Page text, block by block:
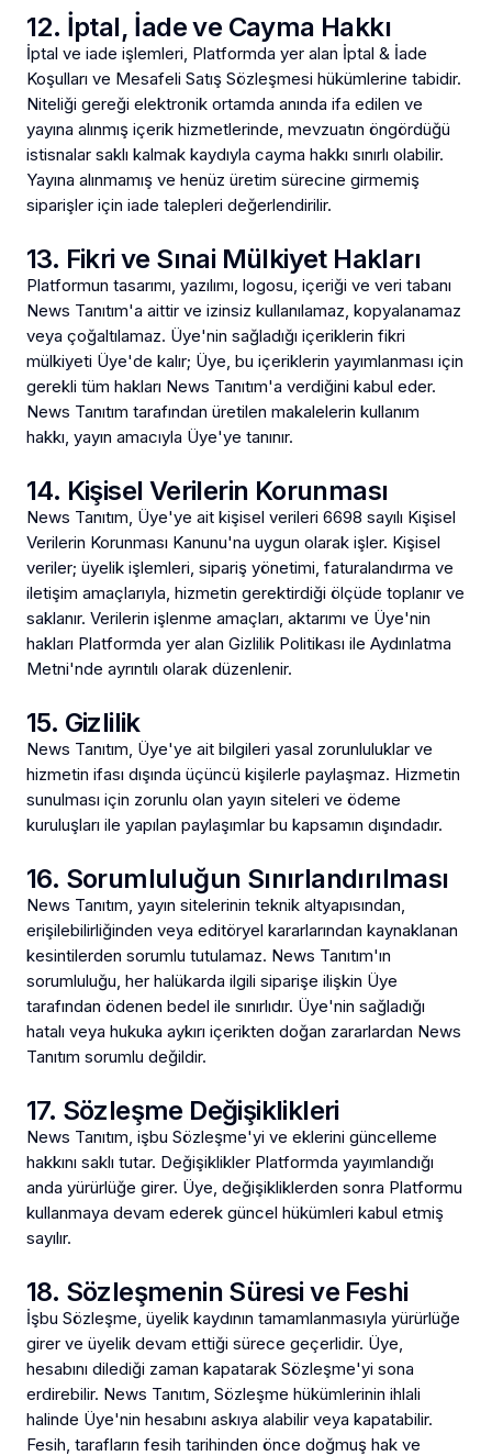
12. İptal, İade ve Cayma Hakkı
İptal ve iade işlemleri, Platformda yer alan İptal & İade
Koşulları ve Mesafeli Satış Sözleşmesi hükümlerine tabidir.
Niteliği gereği elektronik ortamda anında ifa edilen ve
yayına alınmış içerik hizmetlerinde, mevzuatın öngördüğü
istisnalar saklı kalmak kaydıyla cayma hakkı sınırlı olabilir.
Yayına alınmamış ve henüz üretim sürecine girmemiş
siparişler için iade talepleri değerlendirilir.
13. Fikri ve Sınai Mülkiyet Hakları
Platformun tasarımı, yazılımı, logosu, içeriği ve veri tabanı
News Tanıtım'a aittir ve izinsiz kullanılamaz, kopyalanamaz
veya çoğaltılamaz. Üye'nin sağladığı içeriklerin fikri
mülkiyeti Üye'de kalır; Üye, bu içeriklerin yayımlanması için
gerekli tüm hakları News Tanıtım'a verdiğini kabul eder.
News Tanıtım tarafından üretilen makalelerin kullanım
hakkı, yayın amacıyla Üye'ye tanınır.
14. Kişisel Verilerin Korunması
News Tanıtım, Üye'ye ait kişisel verileri 6698 sayılı Kişisel
Verilerin Korunması Kanunu'na uygun olarak işler. Kişisel
veriler; üyelik işlemleri, sipariş yönetimi, faturalandırma ve
iletişim amaçlarıyla, hizmetin gerektirdiği ölçüde toplanır ve
saklanır. Verilerin işlenme amaçları, aktarımı ve Üye'nin
hakları Platformda yer alan Gizlilik Politikası ile Aydınlatma
Metni'nde ayrıntılı olarak düzenlenir.
15. Gizlilik
News Tanıtım, Üye'ye ait bilgileri yasal zorunluluklar ve
hizmetin ifası dışında üçüncü kişilerle paylaşmaz. Hizmetin
sunulması için zorunlu olan yayın siteleri ve ödeme
kuruluşları ile yapılan paylaşımlar bu kapsamın dışındadır.
16. Sorumluluğun Sınırlandırılması
News Tanıtım, yayın sitelerinin teknik altyapısından,
erişilebilirliğinden veya editöryel kararlarından kaynaklanan
kesintilerden sorumlu tutulamaz. News Tanıtım'ın
sorumluluğu, her halükarda ilgili siparişe ilişkin Üye
tarafından ödenen bedel ile sınırlıdır. Üye'nin sağladığı
hatalı veya hukuka aykırı içerikten doğan zararlardan News
Tanıtım sorumlu değildir.
17. Sözleşme Değişiklikleri
News Tanıtım, işbu Sözleşme'yi ve eklerini güncelleme
hakkını saklı tutar. Değişiklikler Platformda yayımlandığı
anda yürürlüğe girer. Üye, değişikliklerden sonra Platformu
kullanmaya devam ederek güncel hükümleri kabul etmiş
sayılır.
18. Sözleşmenin Süresi ve Feshi
İşbu Sözleşme, üyelik kaydının tamamlanmasıyla yürürlüğe
girer ve üyelik devam ettiği sürece geçerlidir. Üye,
hesabını dilediği zaman kapatarak Sözleşme'yi sona
erdirebilir. News Tanıtım, Sözleşme hükümlerinin ihlali
halinde Üye'nin hesabını askıya alabilir veya kapatabilir.
Fesih, tarafların fesih tarihinden önce doğmuş hak ve